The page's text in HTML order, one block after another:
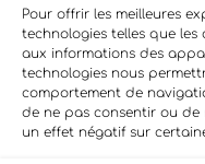
Pour offrir les meilleures
technologies telles que
aux informations des
technologies nous
comportement de
de ne pas consentir ou
un effet négatif sur